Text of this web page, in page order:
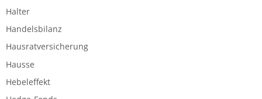
Halter
Handelsbilanz
Hausratversicherung
Hausse
Hebeleffekt